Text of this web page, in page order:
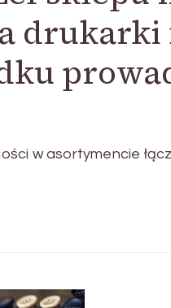
w asortymencie